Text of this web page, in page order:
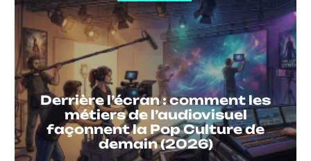
Derrière l’écran : comment les
métiers de l’audiovisuel
façonnent la Pop Culture de
demain (2026)